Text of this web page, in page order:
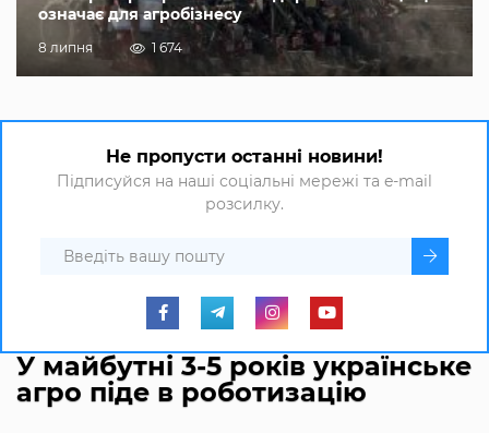
означає для агробізнесу
8 липня 1 674
Не пропусти останні новини!
Підписуйся на наші соціальні мережі та e-mail
розсилку.
У майбутні 3-5 років українське
агро піде в роботизацію